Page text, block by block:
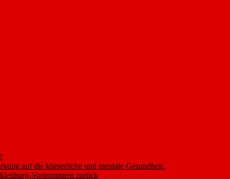
auf die körperliche und mentale Gesundheit.
Vorpommern zurück